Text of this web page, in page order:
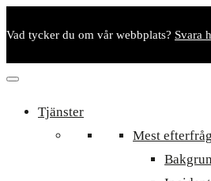
Vad tycker du om vår webbplats? Svara
Tjänster
Mest